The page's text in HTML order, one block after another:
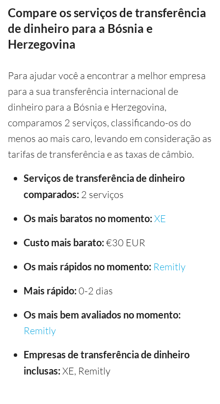
Compare os serviços de transferência
de dinheiro para a Bósnia e
Herzegovina
Para ajudar você a encontrar a melhor empresa
para a sua transferência internacional de
dinheiro para a Bósnia e Herzegovina,
comparamos 2 serviços, classificando-os do
menos ao mais caro, levando em consideração as
tarifas de transferência e as taxas de câmbio.
Serviços de transferência de dinheiro
comparados: 2 serviços
Os mais baratos no momento: XE
Custo mais barato: €30 EUR
Os mais rápidos no momento: Remitly
Mais rápido: 0-2 dias
Os mais bem avaliados no momento:
Remitly
Empresas de transferência de dinheiro
inclusas: XE, Remitly